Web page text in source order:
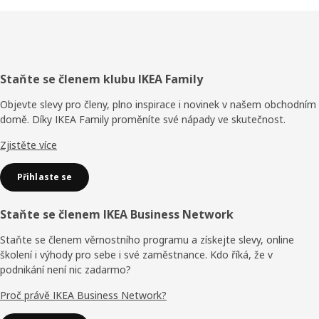
Zápatí
Staňte se členem klubu IKEA Family
Objevte slevy pro členy, plno inspirace i novinek v našem obchodním
domě. Díky IKEA Family proměníte své nápady ve skutečnost.
Zjistěte více
Přihlaste se
Staňte se členem IKEA Business Network
Staňte se členem věrnostního programu a získejte slevy, online
školení i výhody pro sebe i své zaměstnance. Kdo říká, že v
podnikání není nic zadarmo?
Proč právě IKEA Business Network?